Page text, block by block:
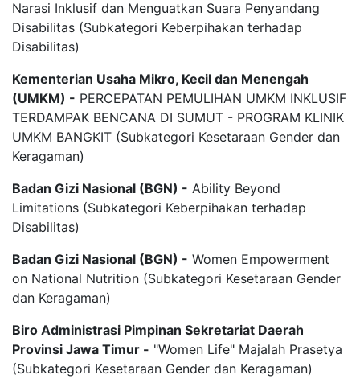
Narasi Inklusif dan Menguatkan Suara Penyandang
Disabilitas (Subkategori Keberpihakan terhadap
Disabilitas)
Kementerian Usaha Mikro, Kecil dan Menengah
(UMKM) - PERCEPATAN PEMULIHAN UMKM INKLUSIF
TERDAMPAK BENCANA DI SUMUT - PROGRAM KLINIK
UMKM BANGKIT (Subkategori Kesetaraan Gender dan
Keragaman)
Badan Gizi Nasional (BGN) - Ability Beyond
Limitations (Subkategori Keberpihakan terhadap
Disabilitas)
Badan Gizi Nasional (BGN) - Women Empowerment
on National Nutrition (Subkategori Kesetaraan Gender
dan Keragaman)
Biro Administrasi Pimpinan Sekretariat Daerah
Provinsi Jawa Timur - "Women Life" Majalah Prasetya
(Subkategori Kesetaraan Gender dan Keragaman)